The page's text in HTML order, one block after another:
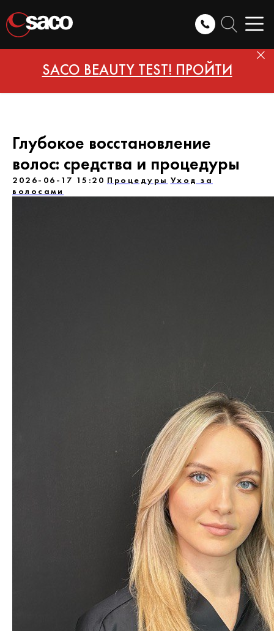
SACO BEAUTY TEST! ПРОЙТИ
Глубокое восстановление
волос: средства и процедуры
2026-06-17 15:20 Процедуры Уход за
волосами